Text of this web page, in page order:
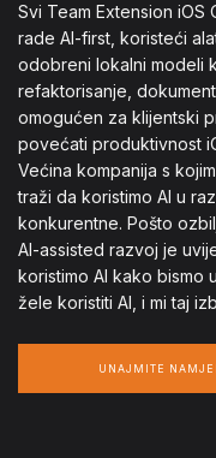
Svi Team Extension
rade AI-first, koristeći
odobreni lokalni modeli
refaktorisanje,
omogućen za klijentski
povećati produktivnost
Većina kompanija s
traži da koristimo AI u
konkurentne. Pošto
AI-assisted razvoj je
koristimo AI kako bismo
žele koristiti AI, i mi taj
UNAJMITE